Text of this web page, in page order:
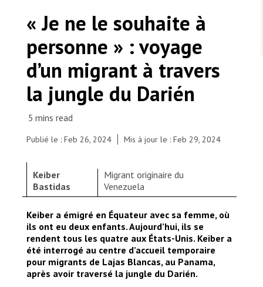
personnes civiles et les services de santé en temps
de guerre
Urgence Ebola
Séismes au Venezuela : conséquences et intervention
de MSF
Dons des fondations
Partenariat d’entreprise
Les Amis de MSF
Travailler avec MSF
Travailler à l’étranger
Travailler au Canada
Nous recrutons : Logisticien ou logisticienne
technique
De janvier à novembre 2023, près d’un demi-
million de personnes migrantes ont franchi la
jungle du Darién, entre la Colombie et le Panama.
« Je ne le souhaite à
personne » : voyage
d’un migrant à travers
la jungle du Darién
Publié le : Feb 26, 2024 Mis à jour le : Feb 29, 2024
Keiber
Bastidas
Migrant originaire du
Venezuela
Keiber a émigré en Équateur avec sa femme, où
ils ont eu deux enfants. Aujourd’hui, ils se
rendent tous les quatre aux États-Unis. Keiber a
été interrogé au centre d’accueil temporaire
pour migrants de Lajas Blancas, au Panama,
après avoir traversé la jungle du Darién.